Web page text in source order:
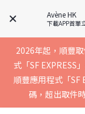
Avène HK
下載APP首單
買滿$400免運費，
實聯絡資料以確
實聯絡資料以確
2026年起，順豐
式「SF EXPRESS
順豐應用程式「SF
碼，超出取件